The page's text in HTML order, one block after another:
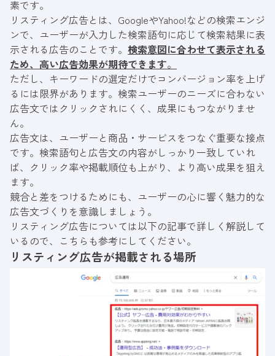
素です。
リスティング広告とは、GoogleやYahoo!などの検索エンジ
ンで、ユーザーが入力した検索語句に応じて検索結果に表
示される広告のことです。 検索意図に合わせて表示される
ため、高い広告効果が期待できます。
ただし、キーワードの選定だけでコンバージョン率を上げ
るには限界があります。検索ユーザーのニーズに合わない
広告文ではクリックされにくく、成果にもつながりませ
ん。
広告文は、ユーザーと商品・サービスをつなぐ重要な接点
です。検索語句と広告文の内容がしっかり一致していれ
ば、クリック率や掲載順位も上がり、より高い成果を狙え
ます。
競合と差をつけるためにも、ユーザーの心に響く魅力的な
広告文づくりを意識しましょう。
リスティング広告については以下の記事で詳しく解説して
いるので、こちらも参考にしてください。
リスティング広告が掲載される場所